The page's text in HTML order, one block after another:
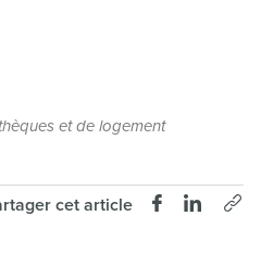
et de logement
cet article